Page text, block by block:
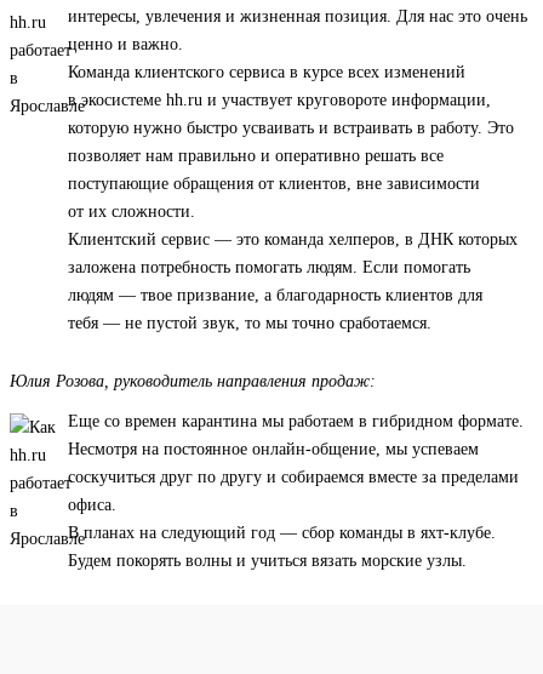
интересы, увлечения и жизненная позиция. Для нас это очень
ценно и важно.
Команда клиентского сервиса в курсе всех изменений
в экосистеме hh.ru и участвует круговороте информации,
которую нужно быстро усваивать и встраивать в работу. Это
позволяет нам правильно и оперативно решать все
поступающие обращения от клиентов, вне зависимости
от их сложности.
Клиентский сервис — это команда хелперов, в ДНК которых
заложена потребность помогать людям. Если помогать
людям — твое призвание, а благодарность клиентов для
тебя — не пустой звук, то мы точно сработаемся.
Юлия Розова, руководитель направления продаж:
Еще со времен карантина мы работаем в гибридном формате.
Несмотря на постоянное онлайн-общение, мы успеваем
соскучиться друг по другу и собираемся вместе за пределами
офиса.
В планах на следующий год — сбор команды в яхт-клубе.
Будем покорять волны и учиться вязать морские узлы.